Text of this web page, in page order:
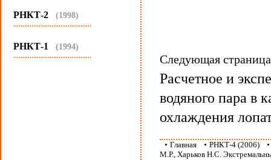
РНКТ-2 (1998)
...........................................
РНКТ-1 (1994)
........................................... Следующая
Расчетное и
водяного пара в
охлаждения
• Главная • РНКТ-4 (2006)
М.Р., Харьков Н.С.